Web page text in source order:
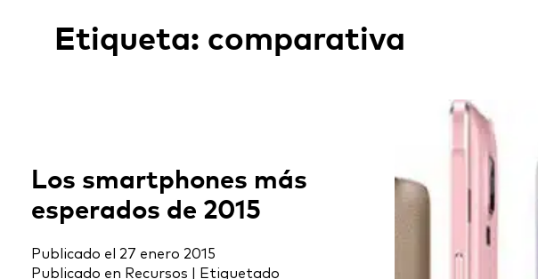
Etiqueta: comparativa
Los smartphones más
esperados de 2015
Publicado el 27 enero 2015
Publicado en Recursos
Etiquetado